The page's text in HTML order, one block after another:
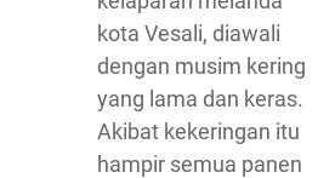
kota Vesali, diawali
dengan musim kering
yang lama dan keras.
Akibat kekeringan itu
hampir semua panen